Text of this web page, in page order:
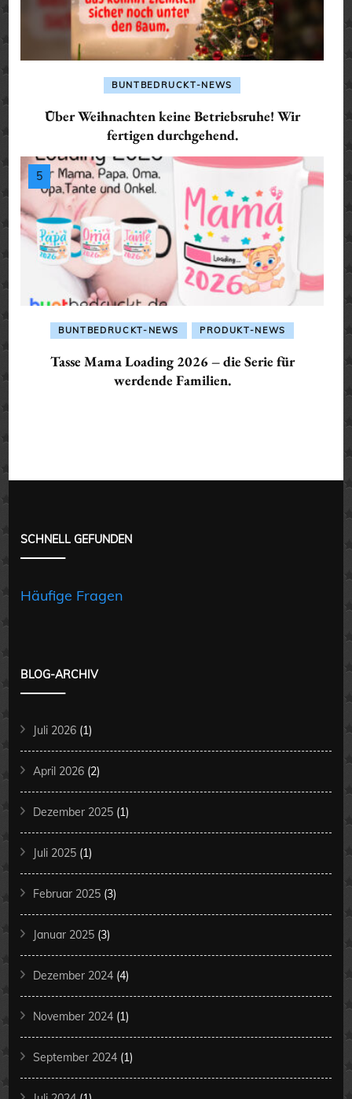
BUNTBEDRUCKT-NEWS
Über Weihnachten keine Betriebsruhe! Wir
fertigen durchgehend.
BUNTBEDRUCKT-NEWS PRODUKT-NEWS
Tasse Mama Loading 2026 – die Serie für
werdende Familien.
SCHNELL GEFUNDEN
Häufige Fragen
BLOG-ARCHIV
Juli 2026 (1)
April 2026 (2)
Dezember 2025 (1)
Juli 2025 (1)
Februar 2025 (3)
Januar 2025 (3)
Dezember 2024 (4)
November 2024 (1)
September 2024 (1)